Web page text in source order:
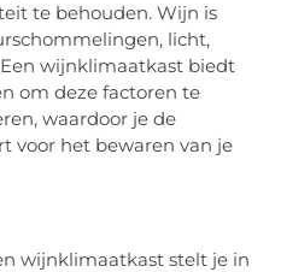
te behouden. Wijn is
licht,
wijnklimaatkast biedt
om deze factoren te
waardoor je de
voor het bewaren van je
wijnklimaatkast stelt je in